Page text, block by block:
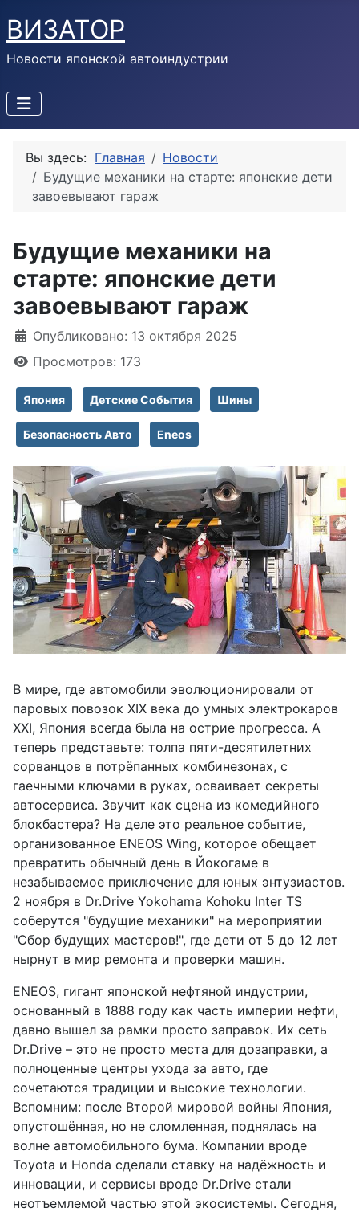
ВИЗАТОР
Новости японской автоиндустрии
Вы здесь: Главная
Новости
Будущие механики на старте: японские дети
завоевывают гараж
Будущие механики на
старте: японские дети
завоевывают гараж
Информация о материале
Опубликовано: 13 октября 2025
Просмотров: 173
Япония Детские События Шины
Безопасность Авто Eneos
В мире, где автомобили эволюционировали от
паровых повозок XIX века до умных электрокаров
XXI, Япония всегда была на острие прогресса. А
теперь представьте: толпа пяти-десятилетних
сорванцов в потрёпанных комбинезонах, с
гаечными ключами в руках, осваивает секреты
автосервиса. Звучит как сцена из комедийного
блокбастера? На деле это реальное событие,
организованное ENEOS Wing, которое обещает
превратить обычный день в Йокогаме в
незабываемое приключение для юных энтузиастов.
2 ноября в Dr.Drive Yokohama Kohoku Inter TS
соберутся "будущие механики" на мероприятии
"Сбор будущих мастеров!", где дети от 5 до 12 лет
нырнут в мир ремонта и проверки машин.
ENEOS, гигант японской нефтяной индустрии,
основанный в 1888 году как часть империи нефти,
давно вышел за рамки просто заправок. Их сеть
Dr.Drive – это не просто места для дозаправки, а
полноценные центры ухода за авто, где
сочетаются традиции и высокие технологии.
Вспомним: после Второй мировой войны Япония,
опустошённая, но не сломленная, поднялась на
волне автомобильного бума. Компании вроде
Toyota и Honda сделали ставку на надёжность и
инновации, и сервисы вроде Dr.Drive стали
неотъемлемой частью этой экосистемы. Сегодня,